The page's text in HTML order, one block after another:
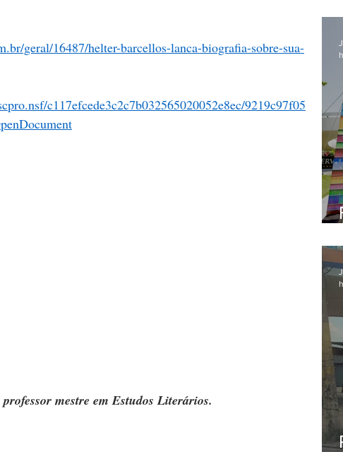
geral/16487/helter-barcellos-lanca-biografia-sobre-sua-
c117efcede3c2c7b032565020052e8ec/9219c97f05
mestre em Estudos Literários.